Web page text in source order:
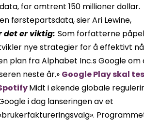
for omtrent 150 millioner dollar.
førstepartsdata, sier Ari Lewine,
det er viktig: Som forfatterne
nye strategier for å effektivt nå
plan fra Alphabet Inc.s Google om
neste år.» Google Play skal
Midt i økende globale
i dag lanseringen av et